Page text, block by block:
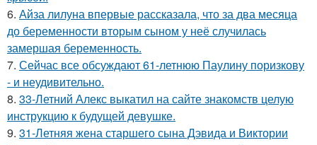
6. Айза лилуна впервые рассказала, что за два месяца
до беременности вторым сыном у неё случилась
замершая беременность.
7. Сейчас все обсуждают 61-летнюю Паулину поризкову
- и неудивительно.
8. 33-Летний Алекс выкатил на сайте знакомств целую
инструкцию к будущей девушке.
9. 31-Летняя жена старшего сына Дэвида и Виктории